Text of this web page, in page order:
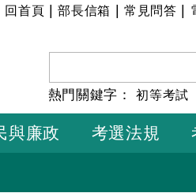
回首頁 |部長信箱 常見問答
熱門關鍵字：初等考試
與廉政 考選法規